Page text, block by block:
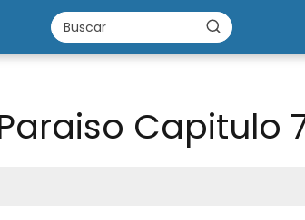
Capitulo